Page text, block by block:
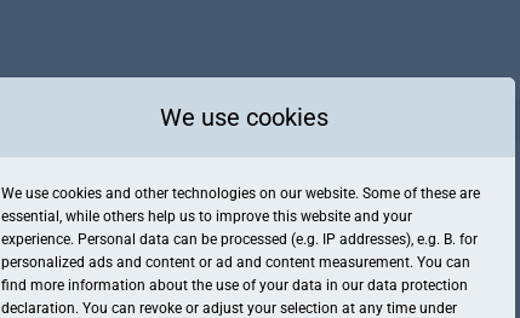
We use cookies
We use cookies and other technologies on our website. Some of these are
essential, while others help us to improve this website and your
experience. Personal data can be processed (e.g. IP addresses), e.g. B. for
personalized ads and content or ad and content measurement. You can
find more information about the use of your data in our data protection
declaration. You can revoke or adjust your selection at any time under